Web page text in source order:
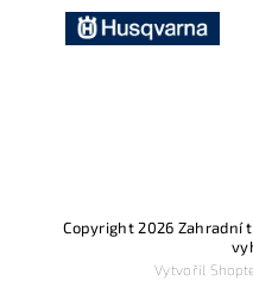
Copyright 2026 Zahradní
Vytvořil